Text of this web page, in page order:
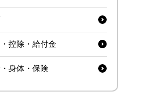
控除・給付金
身体・保険